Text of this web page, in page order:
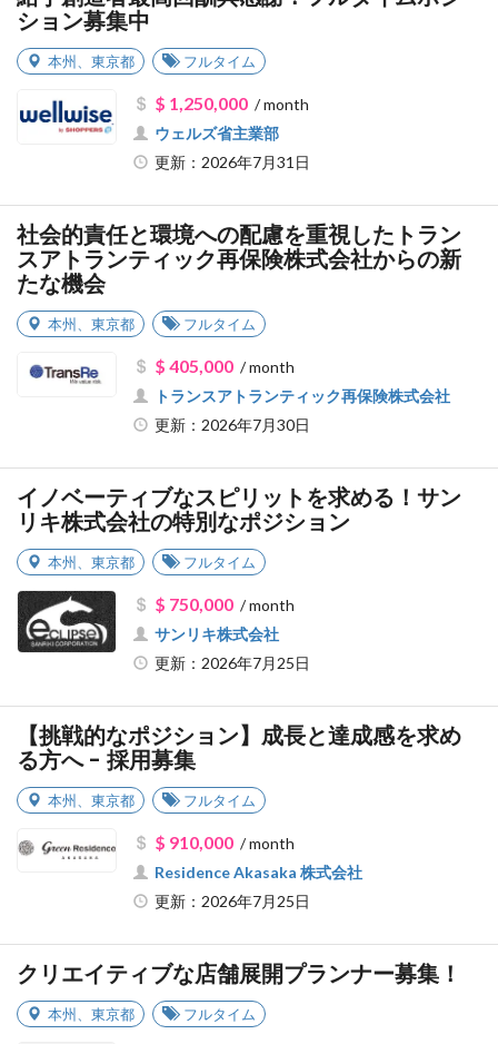
ション募集中
本州 東京都 フルタイム
$ 1,250,000/ month
ウェルズ省主業部
更新：2026年7月31日
社会的責任と環境への配慮を重視したトラン
スアトランティック再保険株式会社からの新
たな機会
本州 東京都 フルタイム
$ 405,000/ month
トランスアトランティック再保険株式会社
更新：2026年7月30日
イノベーティブなスピリットを求める！サン
リキ株式会社の特別なポジション
本州 東京都 フルタイム
$ 750,000/ month
サンリキ株式会社
更新：2026年7月25日
【挑戦的なポジション】成長と達成感を求め
る方へ - 採用募集
本州 東京都 フルタイム
$ 910,000/ month
Residence Akasaka 株式会社
更新：2026年7月25日
クリエイティブな店舗展開プランナー募集！
本州 東京都 フルタイム